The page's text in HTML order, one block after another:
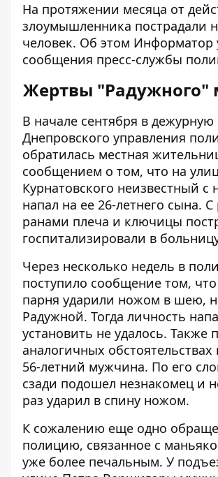
На протяжении месяца от
злоумышленника пострадали
человек. Об этом Информатор
сообщения пресс-службы
Жертвы "Радужного"
В начале сентября в дежурную
Днепровского управления
обратилась местная
сообщением о том, что на
Курнатовского неизвестный с
напал на ее 26-летнего сына.
ранами плеча и ключицы
госпитализировали в
Через несколько недель в
поступило сообщение том, что
парня ударили ножом в шею,
Радужной. Тогда личность
установить не удалось. Также
аналогичных обстоятельствах
56-летний мужчина. По его
сзади подошел незнакомец и
раз ударил в спину ножом.
К сожалению еще одно
полицию, связанное с
уже более печальным. У